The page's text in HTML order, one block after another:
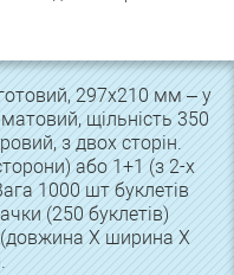
297х210 мм – у
щільність 350
з двох сторін.
або 1+1 (з 2-х
1000 шт буклетів
(250 буклетів)
Х ширина Х